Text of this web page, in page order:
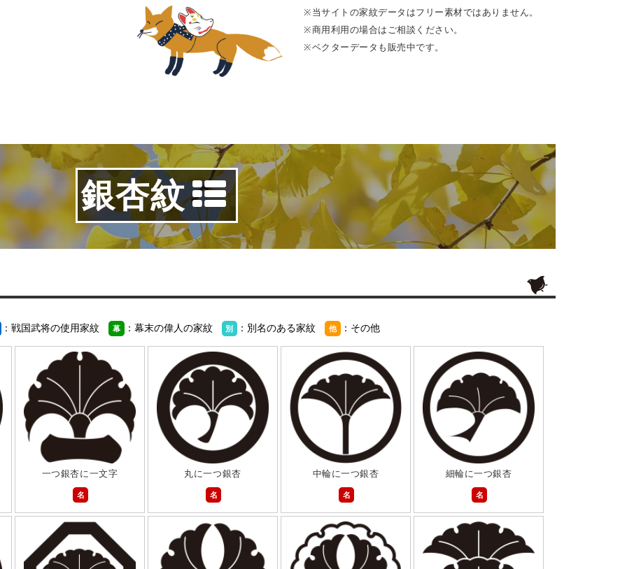
※当サイトの家紋データはフリー素材ではありません。
※商用利用の場合はご相談ください。
※ベクターデータも販売中です。
銀杏紋
：戦国武将の使用家紋 幕 ：幕末の偉人の家紋 別 ：別名のある家紋 他 ：その他
一つ銀杏に一文字
名
丸に一つ銀杏
名
中輪に一つ銀杏
名
細輪に一つ銀杏
名